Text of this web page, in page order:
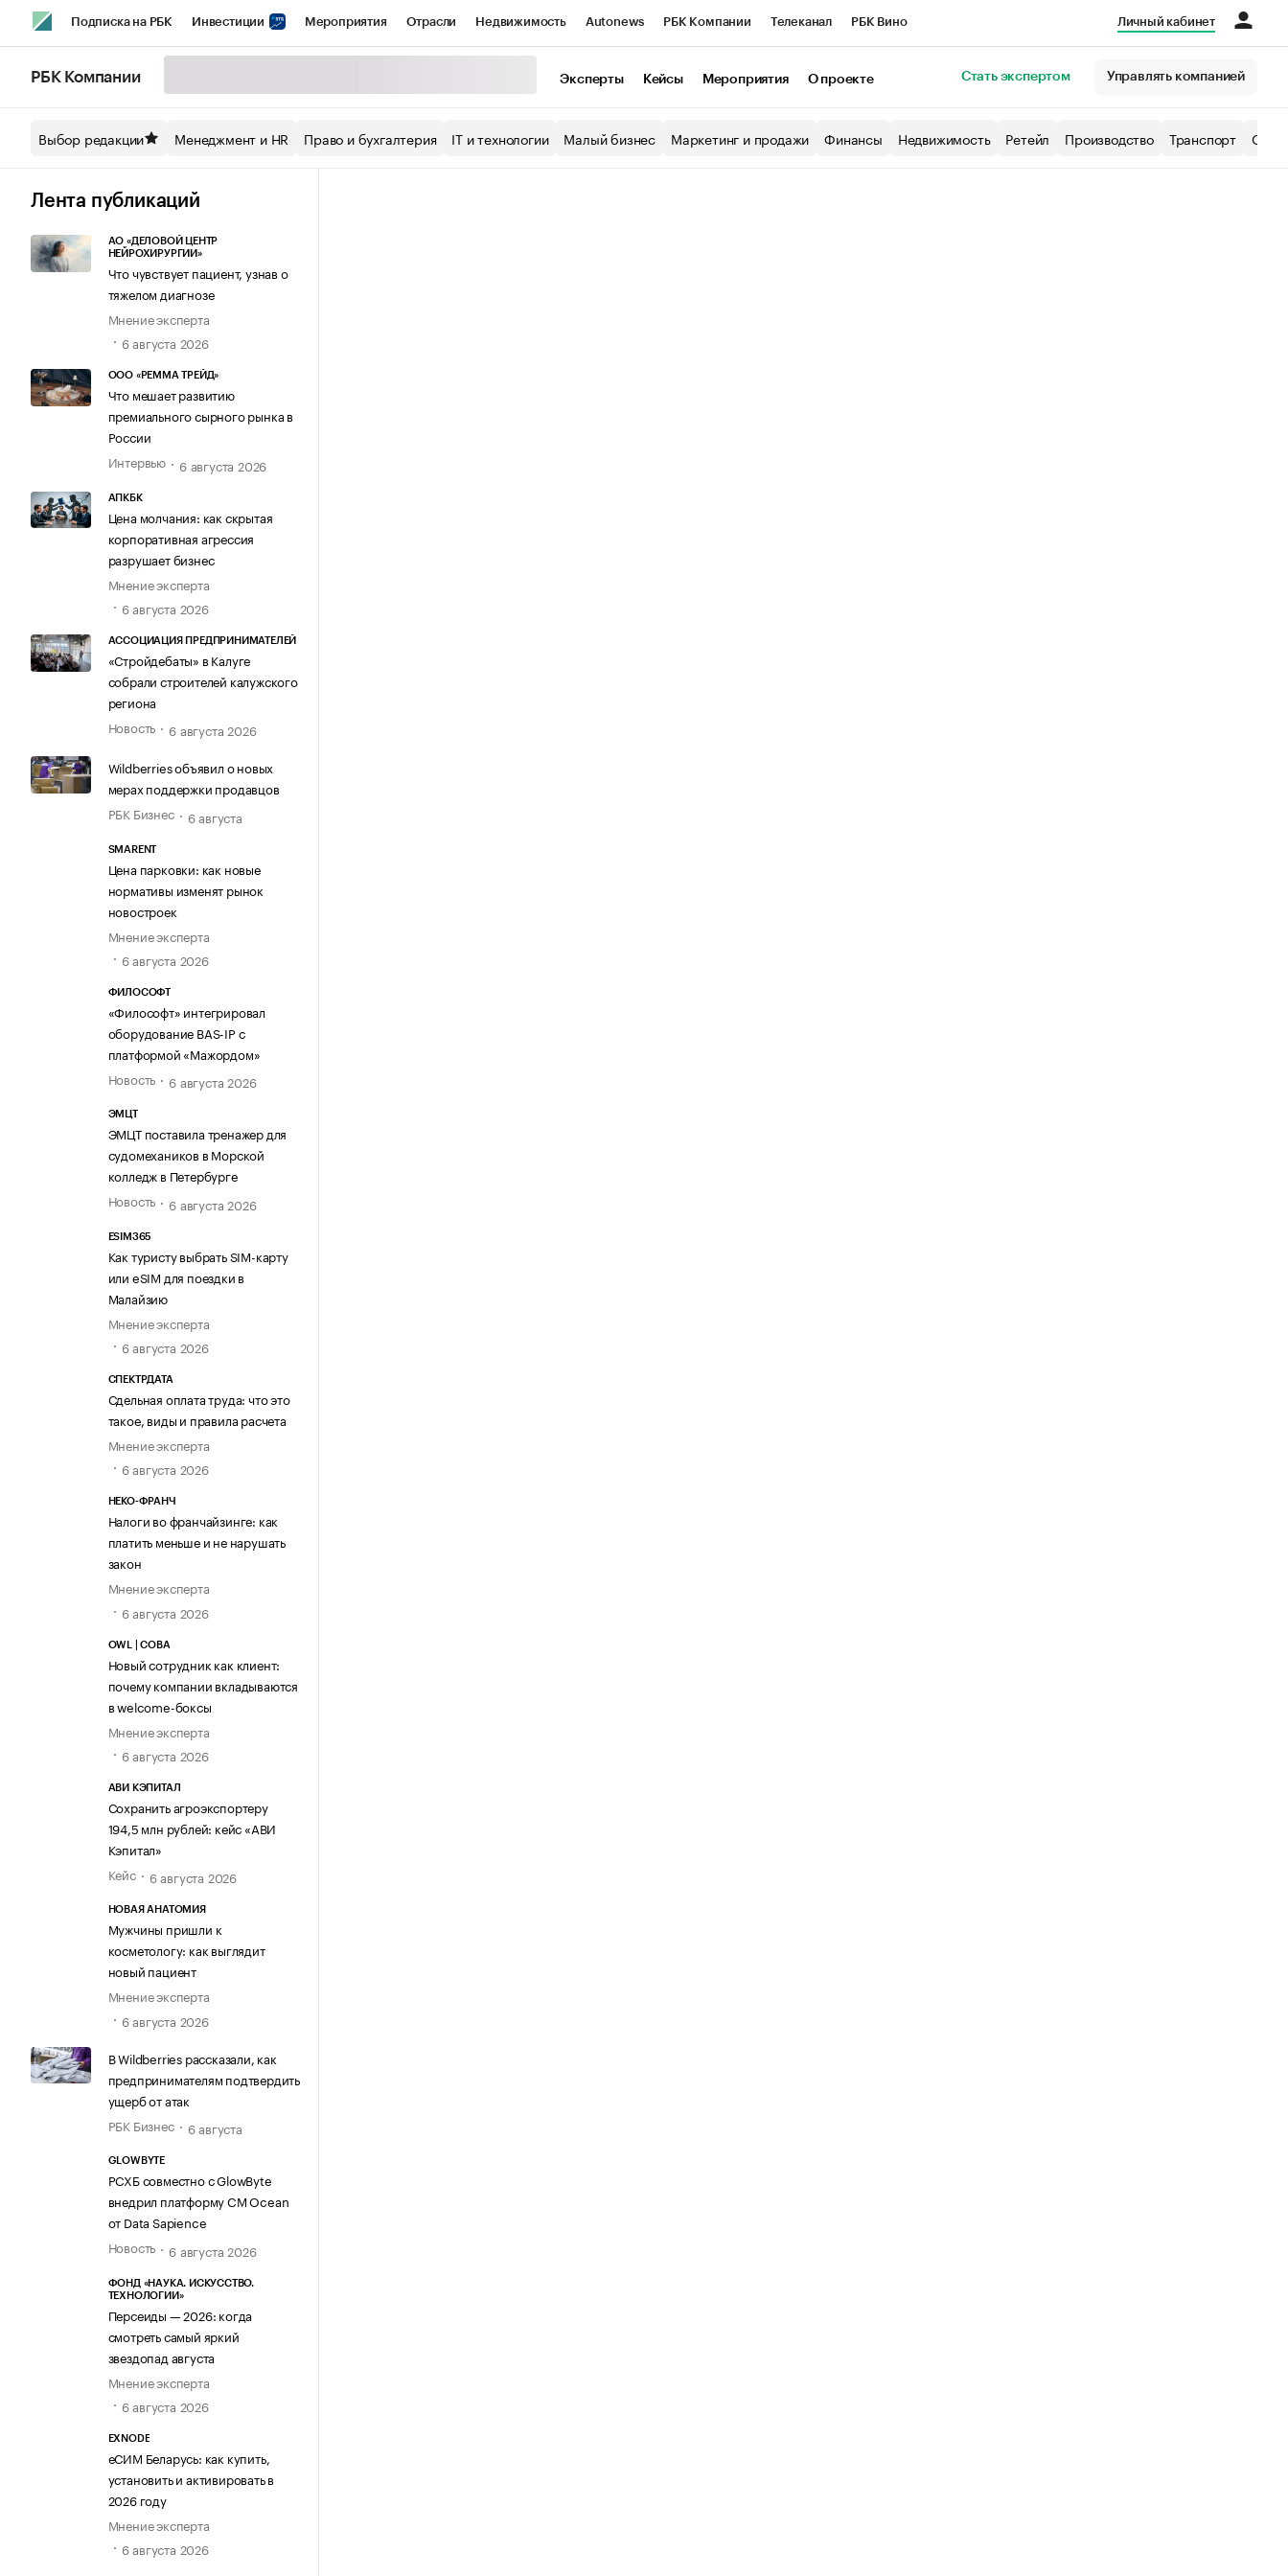
Подписка на РБК Инвестиции Мероприятия Отрасли Недвижимость Autonews РБК Компании Телеканал РБК Вино
Спецпроекты СПб Конференции СПб Спецпроекты Экономика Бизнес
Технологии и медиа
Личный кабинет
РБК Компании Эксперты Кейсы Мероприятия О проекте Стать экспертом Управлять компанией
Выбор редакции Менеджмент и HR Право и бухгалтерия IT и технологии Малый бизнес Маркетинг и продажи Финансы Недвижимость Ретейл Производство Транспорт
Лента публикаций
АО «ДЕЛОВОЙ ЦЕНТР
НЕЙРОХИРУРГИИ»
Что чувствует пациент, узнав о
тяжелом диагнозе
Мнение эксперта
6 августа 2026
ООО «РЕММА ТРЕЙД»
Что мешает развитию
премиального сырного рынка в
России
Интервью
6 августа 2026
АПКБК
Цена молчания: как скрытая
корпоративная агрессия
разрушает бизнес
Мнение эксперта
6 августа 2026
АССОЦИАЦИЯ ПРЕДПРИНИМАТЕЛЕЙ
«Стройдебаты» в Калуге
собрали строителей калужского
региона
Новость
6 августа 2026
Wildberries объявил о новых
мерах поддержки продавцов
РБК Бизнес
6 августа
SMARENT
Цена парковки: как новые
нормативы изменят рынок
новостроек
Мнение эксперта
6 августа 2026
ФИЛОСОФТ
«Философт» интегрировал
оборудование BAS-IP с
платформой «Мажордом»
Новость
6 августа 2026
ЭМЦТ
ЭМЦТ поставила тренажер для
судомехаников в Морской
колледж в Петербурге
Новость
6 августа 2026
ESIM365
Как туристу выбрать SIM-карту
или eSIM для поездки в
Малайзию
Мнение эксперта
6 августа 2026
СПЕКТРДАТА
Сдельная оплата труда: что это
такое, виды и правила расчета
Мнение эксперта
6 августа 2026
НЕКО-ФРАНЧ
Налоги во франчайзинге: как
платить меньше и не нарушать
закон
Мнение эксперта
6 августа 2026
OWL | СОВА
Новый сотрудник как клиент:
почему компании вкладываются
в welcome-боксы
Мнение эксперта
6 августа 2026
АВИ КЭПИТАЛ
Сохранить агроэкспортеру
194,5 млн рублей: кейс «АВИ
Кэпитал»
Кейс
6 августа 2026
НОВАЯ АНАТОМИЯ
Мужчины пришли к
косметологу: как выглядит
новый пациент
Мнение эксперта
6 августа 2026
В Wildberries рассказали, как
предпринимателям подтвердить
ущерб от атак
РБК Бизнес
6 августа
GLOWBYTE
РСХБ совместно с GlowByte
внедрил платформу CM Ocean
от Data Sapience
Новость
6 августа 2026
ФОНД «НАУКА. ИСКУССТВО.
ТЕХНОЛОГИИ»
Персеиды — 2026: когда
смотреть самый яркий
звездопад августа
Мнение эксперта
6 августа 2026
EXNODE
еСИМ Беларусь: как купить,
установить и активировать в
2026 году
Мнение эксперта
6 августа 2026